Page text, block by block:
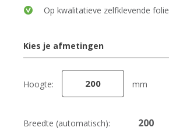
Op kwalitatieve zelfklevende folie
Kies je afmetingen
Hoogte: mm
Breedte (automatisch):